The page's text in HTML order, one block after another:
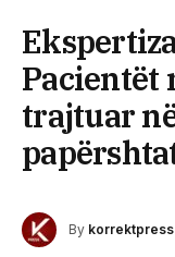
Pacientët
trajtuar
By korrektpress